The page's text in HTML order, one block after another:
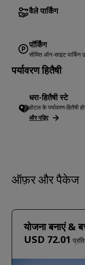
वैले पार्किंग
पॉर्किंग
सीमित ऑन-साइट पार्किंग
पर्यावरण हितैषी
धरा-हितैषी स्टे
होटल के पर्यावरण-हितैषी
और पढ़िए
ऑफ़र और पैकेज
योजना बनाएं &
USD 72.01